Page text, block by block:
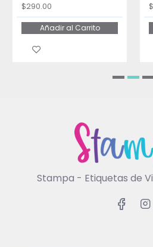
$290.00
Añadir al Carrito
Stampa - Etiquetas de